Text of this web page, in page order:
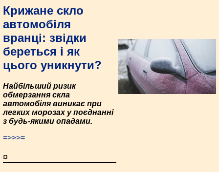
Крижане скло
автомобіля
вранці: звідки
береться і як
цього уникнути?
Найбільший ризик
обмерзання скла
автомобіля виникає при
легких морозах у поєднанні
з будь-якими опадами.
=>>>=
¤